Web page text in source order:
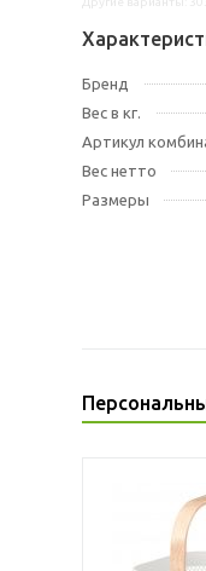
Бренд
Вес в кг.
Артикул
Вес нетто
Размеры